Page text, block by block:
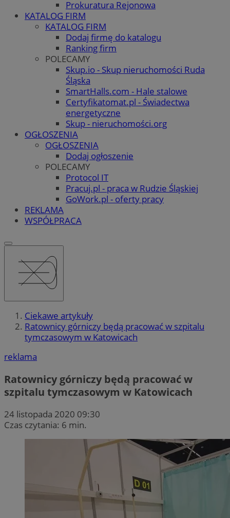
Prokuratura Rejonowa
KATALOG FIRM
KATALOG FIRM
Dodaj firmę do katalogu
Ranking firm
POLECAMY
Skup.io - Skup nieruchomości Ruda
Śląska
SmartHalls.com - Hale stalowe
Certyfikatomat.pl - Świadectwa
energetyczne
Skup - nieruchomości.org
OGŁOSZENIA
OGŁOSZENIA
Dodaj ogłoszenie
POLECAMY
Protocol IT
Pracuj.pl - praca w Rudzie Śląskiej
GoWork.pl - oferty pracy
REKLAMA
WSPÓŁPRACA
Ciekawe artykuły
Ratownicy górniczy będą pracować w szpitalu
tymczasowym w Katowicach
reklama
Ratownicy górniczy będą pracować w
szpitalu tymczasowym w Katowicach
24 listopada 2020 09:30
Czas czytania: 6 min.